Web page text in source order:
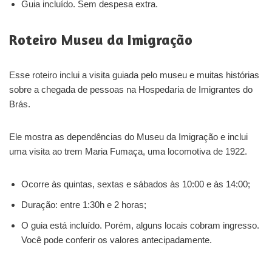
Guia incluído. Sem despesa extra.
Roteiro Museu da Imigração
Esse roteiro inclui a visita guiada pelo museu e muitas histórias
sobre a chegada de pessoas na Hospedaria de Imigrantes do
Brás.
Ele mostra as dependências do Museu da Imigração e inclui
uma visita ao trem Maria Fumaça, uma locomotiva de 1922.
Ocorre às quintas, sextas e sábados às 10:00 e às 14:00;
Duração: entre 1:30h e 2 horas;
O guia está incluído. Porém, alguns locais cobram ingresso.
Você pode conferir os valores antecipadamente.